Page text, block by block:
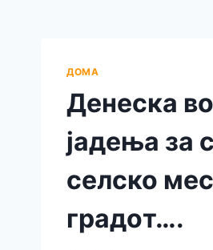
ДОМА
Денеска
јадења за
селско
градoт….